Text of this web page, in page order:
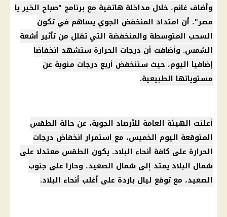
وأضاف غانم، خلال مداخلة هاتفية مع برنامج "صباح الخير يا
مصر"، أن امتداد المنخفض الجوي يساهم في تكون
السحب المتوسطة والمنخفضة التي تقلل من تأثير أشعة
الشمس. وأضافت أن درجات الحرارة ستشهد انخفاضا
إضافيا اليوم، حيث ستنخفض أربع درجات مئوية عن
مستوياتها الطبيعية.
أعلنت الهيئة العامة للأرصاد الجوية، عن حالة الطقس
المتوقعة اليوم الخميس، مع استمرار انخفاض درجات
الحرارة على كافة أنحاء البلاد. يكون الطقس معتدلا على
شمال البلاد يمتد إلى شمال الصعيد، وحارا على جنوب
الصعيد، مع توقع ليال باردة على أغلب أنحاء البلاد.